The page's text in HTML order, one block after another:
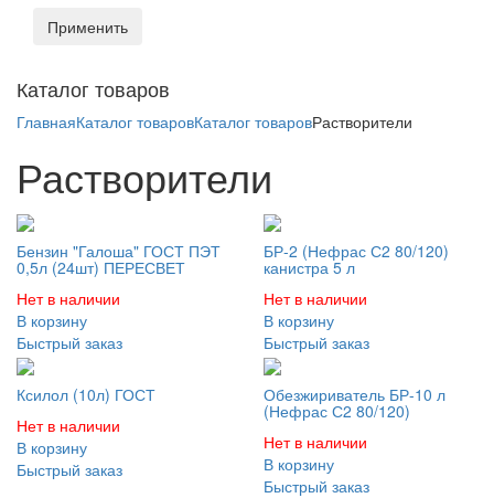
Применить
Каталог товаров
ГлавнаяКаталог товаровКаталог товаровРастворители
Растворители
Бензин "Галоша" ГОСТ ПЭТ
0,5л (24шт) ПЕРЕСВЕТ
Нет в наличии
В корзину
Быстрый заказ
БР-2 (Нефрас С2 80/120)
канистра 5 л
Нет в наличии
В корзину
Быстрый заказ
Ксилол (10л) ГОСТ
Нет в наличии
В корзину
Быстрый заказ
Обезжириватель БР-10 л
(Нефрас С2 80/120)
Нет в наличии
В корзину
Быстрый заказ